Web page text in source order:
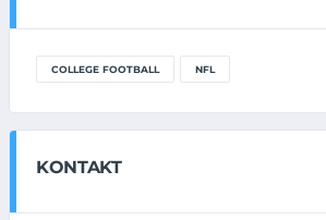
COLLEGE FOOTBALL NFL
KONTAKT